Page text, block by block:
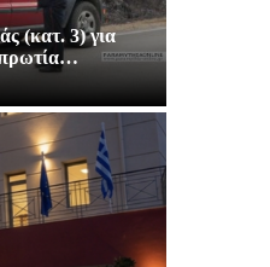
(κατ. 3) για